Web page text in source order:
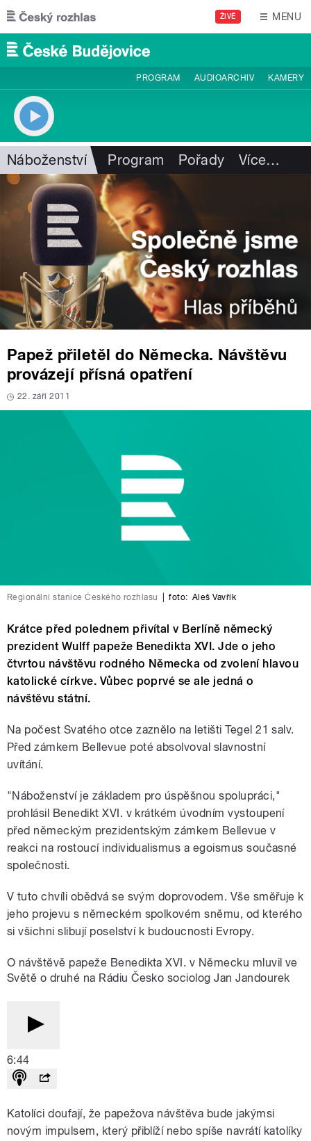
Přejít k hlavnímu obsahu
ŽIVĚ MENU
PROGRAM AUDIOARCHIV KAMERY
Náboženství Program Pořady Více…
Papež přiletěl do Německa. Návštěvu
provázejí přísná opatření
22. září 2011
Regionální stanice Českého rozhlasu foto: Aleš Vavřík
Krátce před polednem přivítal v Berlíně německý
prezident Wulff papeže Benedikta XVI. Jde o jeho
čtvrtou návštěvu rodného Německa od zvolení hlavou
katolické církve. Vůbec poprvé se ale jedná o
návštěvu státní.
Na počest Svatého otce zaznělo na letišti Tegel 21 salv.
Před zámkem Bellevue poté absolvoval slavnostní
uvítání.
"Náboženství je základem pro úspěšnou spolupráci,"
prohlásil Benedikt XVI. v krátkém úvodním vystoupení
před německým prezidentským zámkem Bellevue v
reakci na rostoucí individualismus a egoismus současné
společnosti.
V tuto chvíli obědvá se svým doprovodem. Vše směřuje k
jeho projevu s německém spolkovém sněmu, od kterého
si všichni slibují poselství k budoucnosti Evropy.
O návštěvě papeže Benedikta XVI. v Německu mluvil ve
Světě o druhé na Rádiu Česko sociolog Jan Jandourek
6:44
Katolíci doufají, že papežova návštěva bude jakýmsi
novým impulsem, který přiblíží nebo spíše navrátí katolíky